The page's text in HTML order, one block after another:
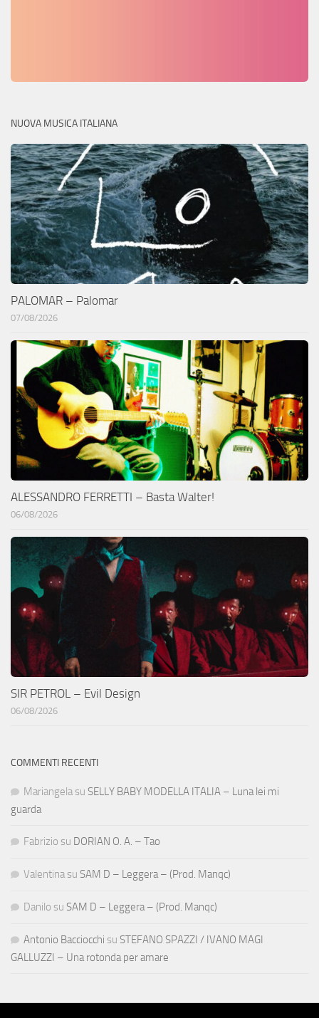
NUOVA MUSICA ITALIANA
PALOMAR – Palomar
07/08/2026
ALESSANDRO FERRETTI – Basta Walter!
06/08/2026
SIR PETROL – Evil Design
06/08/2026
COMMENTI RECENTI
Mariangela su SELLY BABY MODELLA ITALIA – Luna lei mi
guarda
Fabrizio su DORIAN O. A. – Tao
Valentina su SAM D – Leggera – (Prod. Manqc)
Danilo su SAM D – Leggera – (Prod. Manqc)
Antonio Bacciocchi su STEFANO SPAZZI / IVANO MAGI
GALLUZZI – Una rotonda per amare